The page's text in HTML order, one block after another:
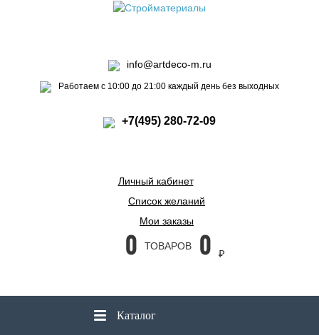
info@artdeco-m.ru
Работаем с 10:00 до 21:00 каждый день без выходных
+7(495) 280-72-09
Личный кабинет
Список желаний
Мои заказы
0 ТОВАРОВ 0 ₽
Каталог